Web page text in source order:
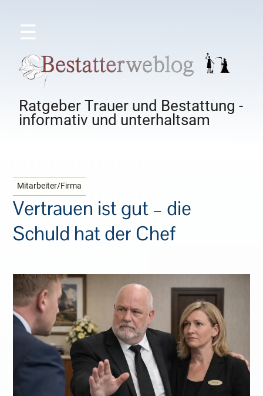
☰
Ratgeber Trauer und Bestattung -
informativ und unterhaltsam
Mitarbeiter/Firma
Vertrauen ist gut – die
Schuld hat der Chef